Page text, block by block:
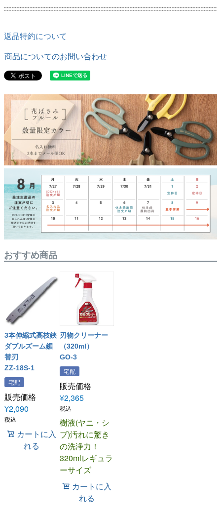
返品特約について
商品についてのお問い合わせ
おすすめ商品
3本伸縮式高枝鋏
ダブルズーム鋸
替刃
ZZ-18S-1
宅配
販売価格
¥2,090
税込
カートに入
れる
刃物クリーナー
（320ml）
GO-3
宅配
販売価格
¥2,365
税込
樹液(ヤニ・シ
ブ)汚れに驚き
の洗浄力！
320mlレギュラ
ーサイズ
カートに入
れる